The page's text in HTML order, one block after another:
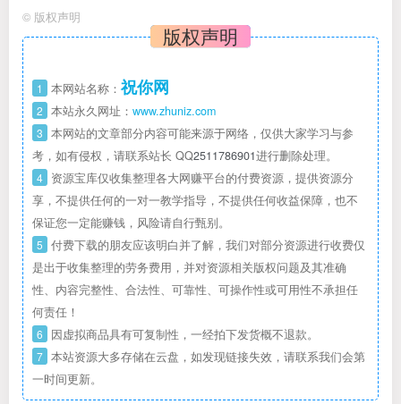
© 版权声明
版权声明
1 本网站名称： 祝你网
2 本站永久网址： www.zhuniz.com
3 本网站的文章部分内容可能来源于网络，仅供大家学习与参
考，如有侵权，请联系站长 QQ2511786901进行删除处理。
4 资源宝库仅收集整理各大网赚平台的付费资源，提供资源分
享，不提供任何的一对一教学指导，不提供任何收益保障，也不
保证您一定能赚钱，风险请自行甄别。
5 付费下载的朋友应该明白并了解，我们对部分资源进行收费仅
是出于收集整理的劳务费用，并对资源相关版权问题及其准确
性、内容完整性、合法性、可靠性、可操作性或可用性不承担任
何责任！
6 因虚拟商品具有可复制性，一经拍下发货概不退款。
7 本站资源大多存储在云盘，如发现链接失效，请联系我们会第
一时间更新。